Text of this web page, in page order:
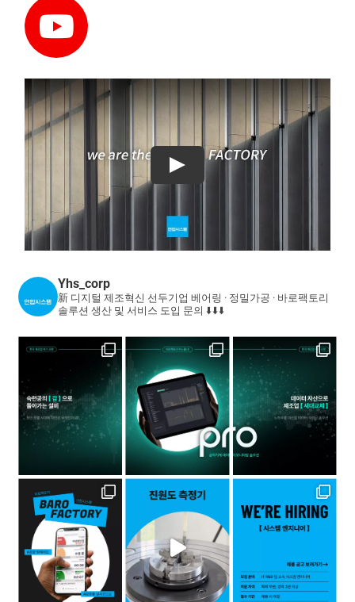
Play
Yhs_corp
新 디지털 제조혁신 선두기업 베어링 · 정밀가공 · 바로팩토리
솔루션 생산 및 서비스 도입 문의 ⬇️⬇️⬇️